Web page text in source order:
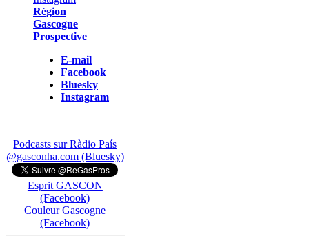
Région
Gascogne
Prospective
E-mail
Facebook
Bluesky
Instagram
Podcasts sur Ràdio País
@gasconha.com (Bluesky)
Esprit GASCON
(Facebook)
Couleur Gascogne
(Facebook)